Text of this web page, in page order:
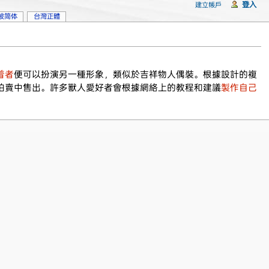
者便可以扮演另一種形象，類似於吉祥物人偶裝。根據設計的複
中售出。許多獸人愛好者會根據網絡上的教程和建議製作自己
简体 台灣正體
建立帳戶 登入